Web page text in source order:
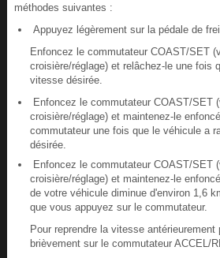
méthodes suivantes :
Appuyez légèrement sur la pédale de
Enfoncez le commutateur COAST/SET
croisière/réglage) et relâchez-le une fois
vitesse désirée.
Enfoncez le commutateur COAST/SET
croisière/réglage) et maintenez-le
commutateur une fois que le véhicule a
désirée.
Enfoncez le commutateur COAST/SET
croisière/réglage) et maintenez-le
de votre véhicule diminue d'environ 1,6
que vous appuyez sur le commutateur.
Pour reprendre la vitesse antérieurement
brièvement sur le commutateur ACCEL/